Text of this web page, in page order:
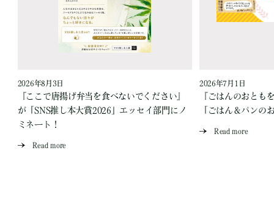
2026年8月3日
『ここで唐揚げ弁当を食べないでください』
が「SNS推し本大賞2026」エッセイ部門にノ
ミネート！
Read more
2026年7月1日
『ごはんのおとも
「ごはん＆パンの
Read more